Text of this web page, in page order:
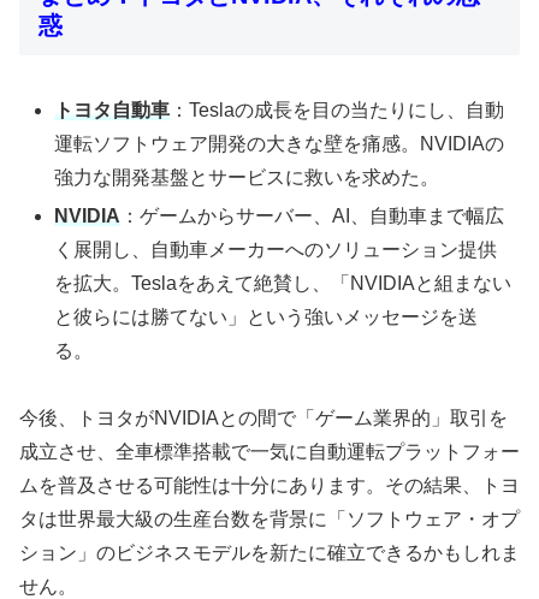
惑
トヨタ自動車 ：Teslaの成長を目の当たりにし、自動
運転ソフトウェア開発の大きな壁を痛感。NVIDIAの
強力な開発基盤とサービスに救いを求めた。
NVIDIA ：ゲームからサーバー、AI、自動車まで幅広
く展開し、自動車メーカーへのソリューション提供
を拡大。Teslaをあえて絶賛し、「NVIDIAと組まない
と彼らには勝てない」という強いメッセージを送
る。
今後、トヨタがNVIDIAとの間で「ゲーム業界的」取引を
成立させ、全車標準搭載で一気に自動運転プラットフォー
ムを普及させる可能性は十分にあります。その結果、トヨ
タは世界最大級の生産台数を背景に「ソフトウェア・オプ
ション」のビジネスモデルを新たに確立できるかもしれま
せん。